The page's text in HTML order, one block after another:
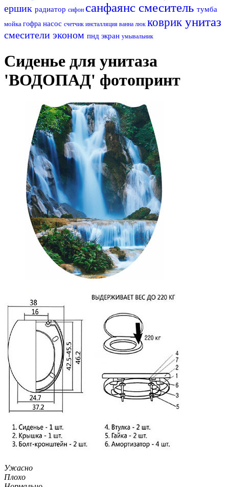
ершик радиатор сифон санфаянс смеситель тумба
мойка гофра насос счетчик инсталляция ванна люк коврик унитаз
смесители эконом пнд экран умывальник
Сиденье для унитаза
'ВОДОПАД' фотопринт
Ужасно
Плохо